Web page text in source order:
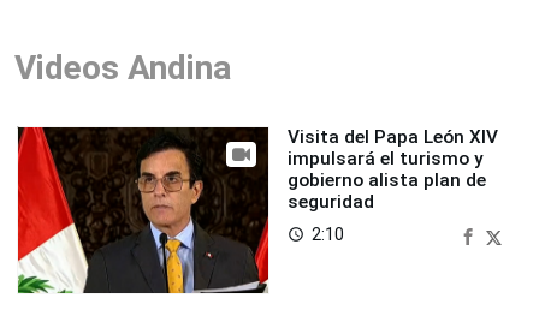
Videos Andina
Visita del Papa León XIV
impulsará el turismo y
gobierno alista plan de
seguridad
access_time 2:10